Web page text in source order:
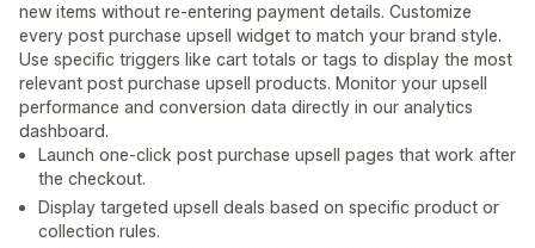
new items without re-entering payment details. Customize
every post purchase upsell widget to match your brand style.
Use specific triggers like cart totals or tags to display the most
relevant post purchase upsell products. Monitor your upsell
performance and conversion data directly in our analytics
dashboard.
Launch one-click post purchase upsell pages that work after
the checkout.
Display targeted upsell deals based on specific product or
collection rules.